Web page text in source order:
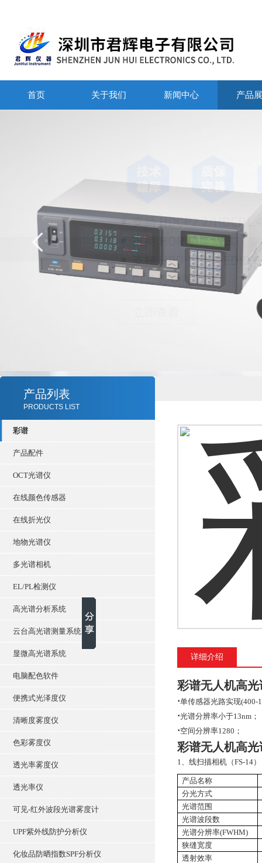
首页 关于我们 新闻中心 产品
产品列表
PRODUCTS LIST
彩谱
产品配件
OCT光谱仪
在线颜色传感器
在线折光仪
地物光谱仪
多光谱相机
EL/PL检测仪
高光谱分析系统
云台高光谱测量系统
显微高光谱系统
电脑配色软件
便携式光泽度仪
清晰度雾度仪
色彩雾度仪
透光率雾度仪
透光率仪
可见-红外波段光谱雾度计
UPF紫外线防护分析仪
化妆品防晒指数SPF分析仪
详细介绍
彩谱无人机高光
·单传感器光路实现(400-
·光谱分辨率小于13nm；
·空间分辨率1280；
彩谱无人机高光
1、线扫描相机（FS-14）
产品名称
分光方式
光谱范围
光谱波段数
光谱分辨率(FWHM)
狭缝宽度
透射效率